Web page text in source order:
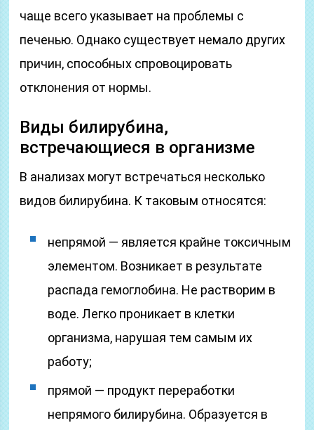
чаще всего указывает на проблемы с
печенью. Однако существует немало других
причин, способных спровоцировать
отклонения от нормы.
Виды билирубина,
встречающиеся в организме
В анализах могут встречаться несколько
видов билирубина. К таковым относятся:
непрямой — является крайне токсичным
элементом. Возникает в результате
распада гемоглобина. Не растворим в
воде. Легко проникает в клетки
организма, нарушая тем самым их
работу;
прямой — продукт переработки
непрямого билирубина. Образуется в